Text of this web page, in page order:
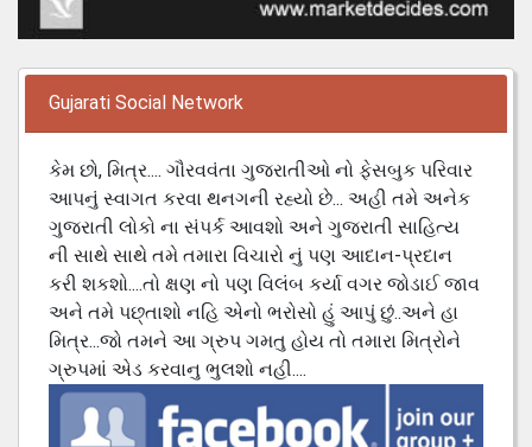
Gujarati Social Network
કેમ છો, મિત્ર.... ગૌરવવંતા ગુજરાતીઓ નો ફેસબુક પરિવાર
આપનું સ્વાગત કરવા થનગની રહ્યો છે... અહી તમે અનેક
ગુજરાતી લોકો ના સંપર્ક આવશો અને ગુજરાતી સાહિત્ય
ની સાથે સાથે તમે તમારા વિચારો નું પણ આદાન-પ્રદાન
કરી શકશો....તો ક્ષણ નો પણ વિલંબ કર્યા વગર જોડાઈ જાવ
અને તમે પછ્તાશો નહિ એનો ભરોસો હું આપું છું..અને હા
મિત્ર...જો તમને આ ગ્રુપ ગમતુ હોય તો તમારા મિત્રોને
ગ્રુપમાં એડ કરવાનુ ભુલશો નહી....